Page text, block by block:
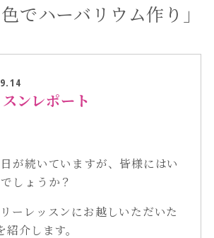
でハーバリウム作り」
ンレポート
が続いていますが、皆様にはい
しょうか？
ーレッスンにお越しいただいた
介します。